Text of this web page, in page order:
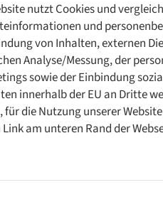
Austausch von
an der Privaten
nutzt Cookies und
und
von Inhalten, externen
Analyse/Messung, der
sowie der Einbindung
innerhalb der EU an Dritte
die Nutzung unserer
Link am unteren Rand der